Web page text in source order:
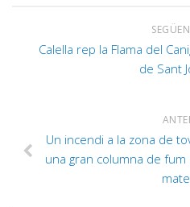
Calella rep la Flama del
de Sant
Un incendi a la zona de
una gran columna de